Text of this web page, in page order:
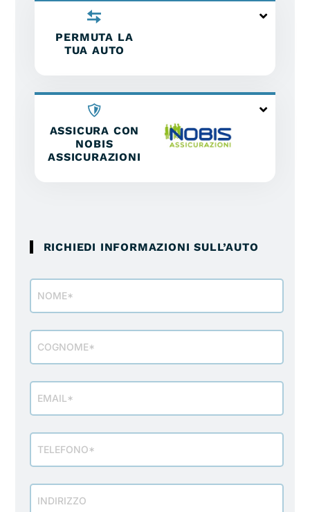
PERMUTA LA
TUA AUTO
ASSICURA CON
NOBIS
ASSICURAZIONI
RICHIEDI INFORMAZIONI SULL’AUTO
richiesta
info
veicolo